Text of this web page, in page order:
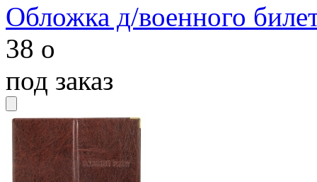
Обложка д/военного
38 o
под заказ